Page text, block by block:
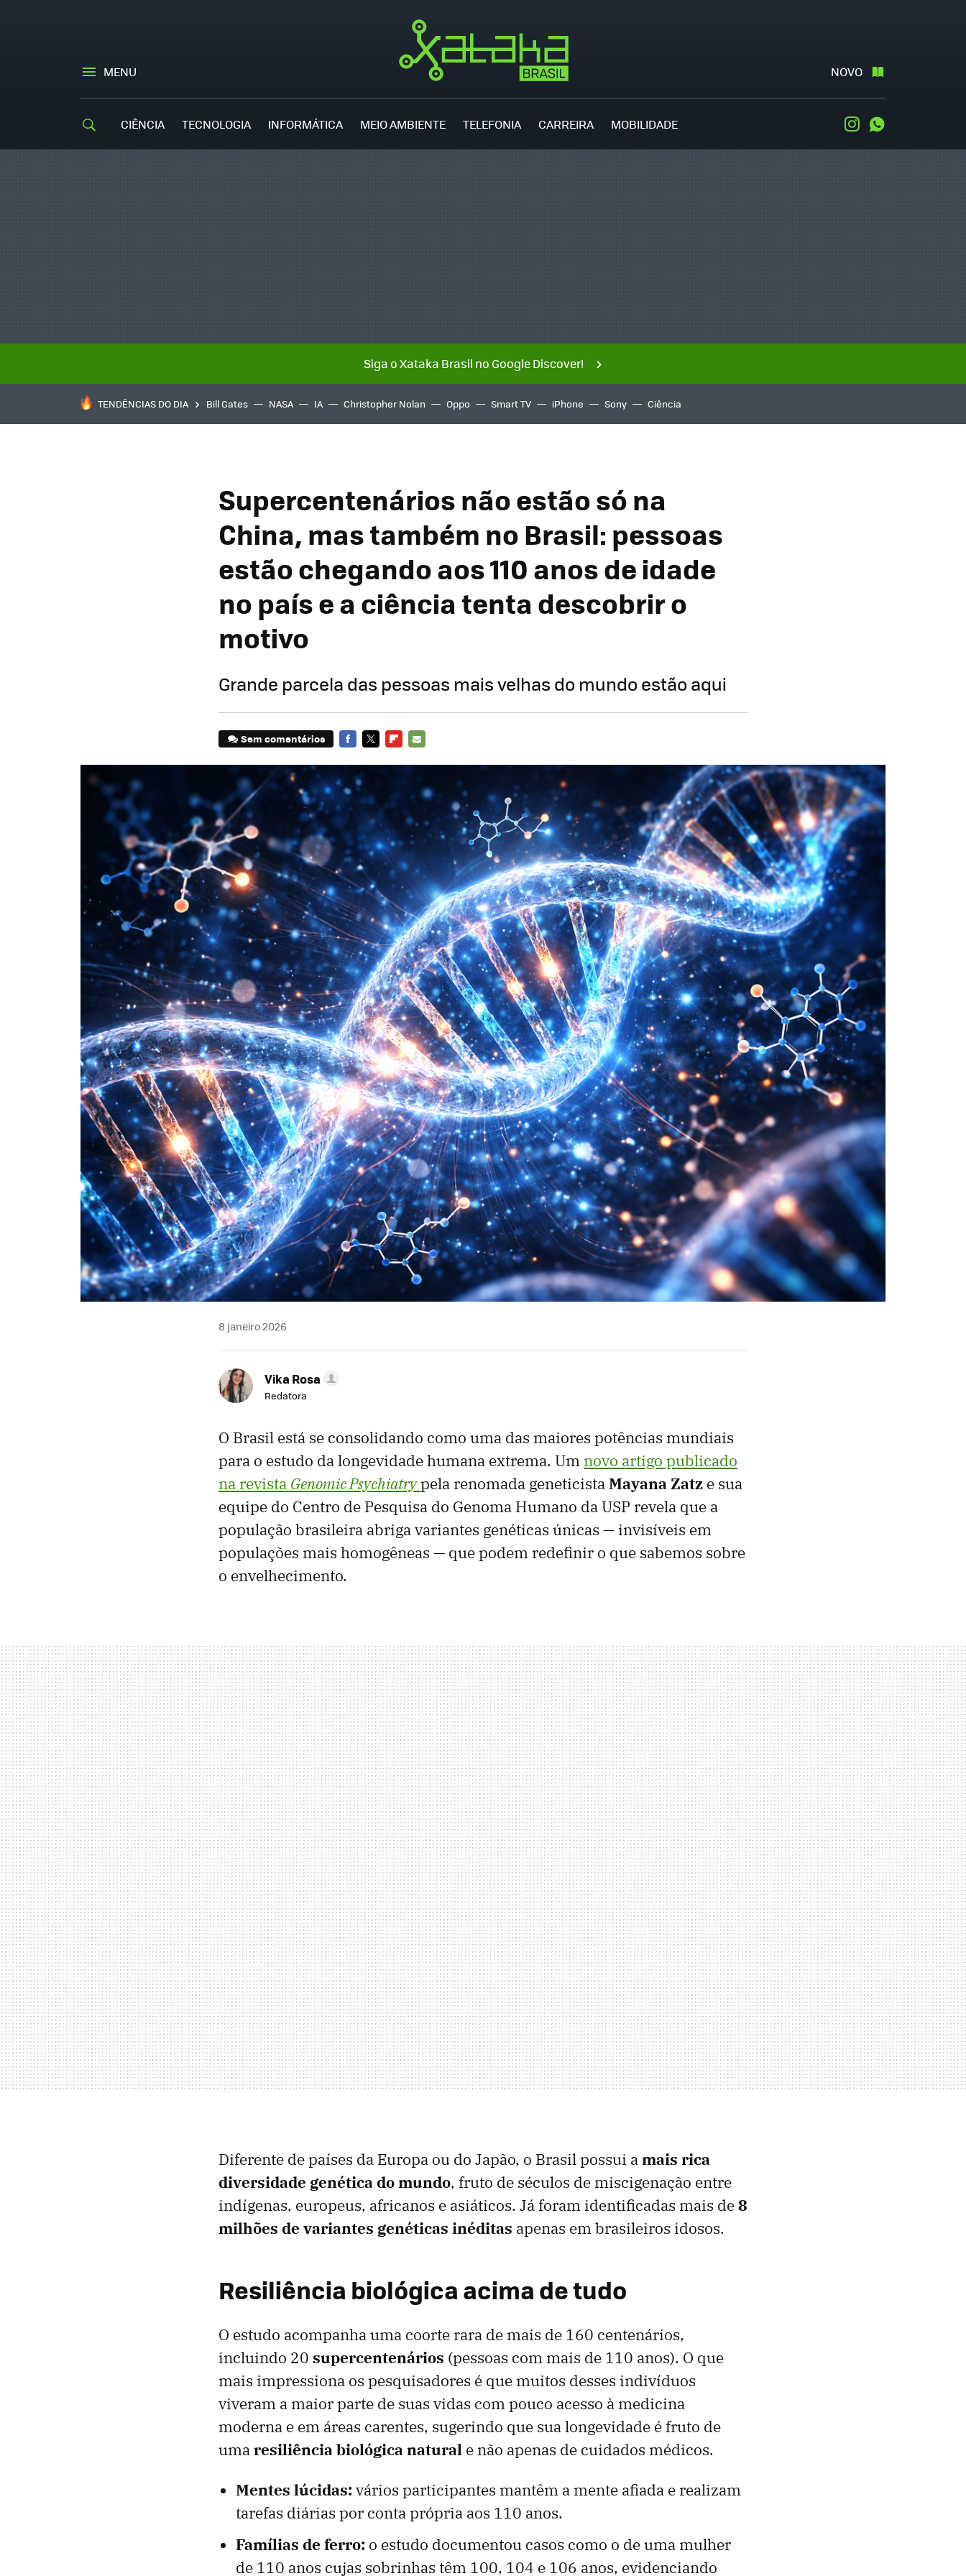
MENU NOVO
CIÊNCIA TECNOLOGIA INFORMÁTICA MEIO AMBIENTE TELEFONIA CARREIRA MOBILIDADE Instagram
Siga o Xataka Brasil no Google Discover!
TENDÊNCIAS DO DIA Bill Gates NASA IA Christopher Nolan Oppo Smart TV iPhone Sony Ciência
Supercentenários não estão só na
China, mas também no Brasil: pessoas
estão chegando aos 110 anos de idade
no país e a ciência tenta descobrir o
motivo
Grande parcela das pessoas mais velhas do mundo estão aqui
Sem comentários
8 janeiro 2026
Vika Rosa
Redatora
O Brasil está se consolidando como uma das maiores potências mundiais
para o estudo da longevidade humana extrema. Um novo artigo publicado
na revista Genomic Psychiatrypela renomada geneticistaMayana Zatz e sua
equipe do Centro de Pesquisa do Genoma Humano da USP revela que a
população brasileira abriga variantes genéticas únicas — invisíveis em
populações mais homogêneas — que podem redefinir o que sabemos sobre
o envelhecimento.
Diferente de países da Europa ou do Japão, o Brasil possui amais rica
diversidade genética do mundo, fruto de séculos de miscigenação entre
indígenas, europeus, africanos e asiáticos. Já foram identificadas mais de8
milhões de variantes genéticas inéditas apenas em brasileiros idosos.
Resiliência biológica acima de tudo
O estudo acompanha uma coorte rara de mais de 160 centenários,
incluindo 20 supercentenários (pessoas com mais de 110 anos). O que
mais impressiona os pesquisadores é que muitos desses indivíduos
viveram a maior parte de suas vidas com pouco acesso à medicina
moderna e em áreas carentes, sugerindo que sua longevidade é fruto de
umaresiliência biológica natural e não apenas de cuidados médicos.
Mentes lúcidas: vários participantes mantêm a mente afiada e realizam
tarefas diárias por conta própria aos 110 anos.
Famílias de ferro: o estudo documentou casos como o de uma mulher
de 110 anos cujas sobrinhas têm 100, 104 e 106 anos, evidenciando